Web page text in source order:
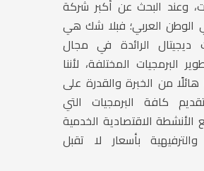
وعند البحث عن أكبر شركة
الوطن العربي؛ فبلا شك هي
ديجيتال الرائدة في مجال
البرمجيات المختلفة، لأننا
هائلًا من الخبرة والقدرة على
كافة البرمجيات التي
الأنشطة الاقتصادية الخدمية
والترفيهية بأسعار لا تقبل